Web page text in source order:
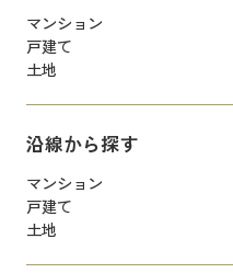
マンション
戸建て
土地
沿線から探す
マンション
戸建て
土地